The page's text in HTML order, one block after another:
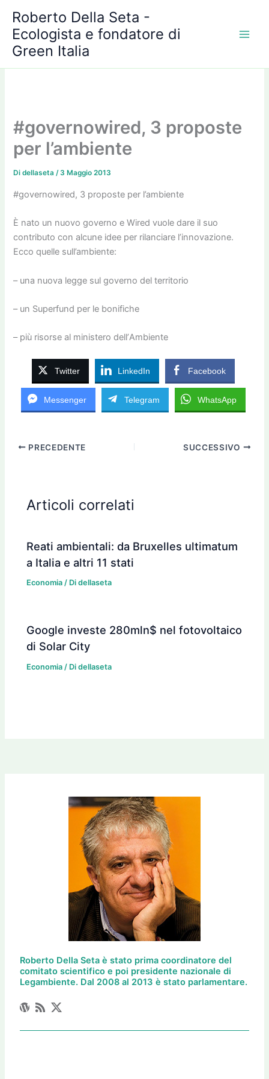
contenuto
Roberto Della Seta -
Ecologista e fondatore di
Green Italia
#governowired, 3 proposte
per l’ambiente
Didellaseta/ 3 Maggio 2013
#governowired, 3 proposte per l’ambiente
È nato un nuovo governo e Wired vuole dare il suo
contributo con alcune idee per rilanciare l’innovazione.
Ecco quelle sull’ambiente:
– una nuova legge sul governo del territorio
– un Superfund per le bonifiche
– più risorse al ministero dell’Ambiente
Twitter LinkedIn Facebook
Messenger Telegram WhatsApp
PRECEDENTE SUCCESSIVO
Articoli correlati
Reati ambientali: da Bruxelles ultimatum
a Italia e altri 11 stati
Economia / Didellaseta
Google investe 280mln$ nel fotovoltaico
di Solar City
Economia / Didellaseta
Roberto Della Seta è stato prima coordinatore del
comitato scientifico e poi presidente nazionale di
Legambiente. Dal 2008 al 2013 è stato parlamentare.
r
c
h
i